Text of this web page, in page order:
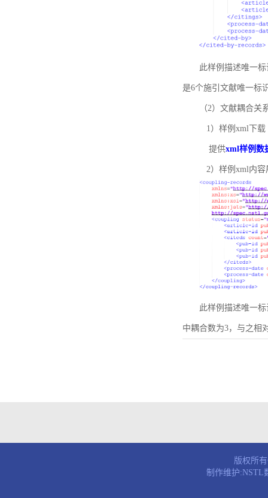
此样例描述唯一标
是6个施引文献唯一标
（2）文献耦合关
1）样例xml下载
提供xml样例数
2）样例xml内容
此样例描述唯一标
中耦合数为3，与之相
版权所
制作维护:NSTL